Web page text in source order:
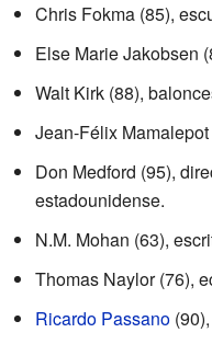
Chris Fokma (85),
Else Marie Jakobsen
Walt Kirk (88),
Jean-Félix
Don Medford (95),
estadounidense.
N.M. Mohan (63),
Thomas Naylor (76),
Ricardo Passano